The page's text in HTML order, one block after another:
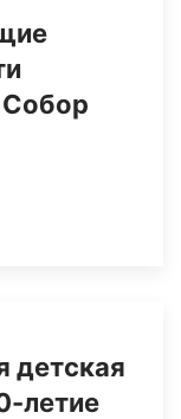
Собор
детская
летие